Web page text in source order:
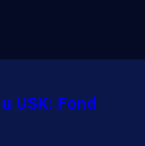
USK: Fond